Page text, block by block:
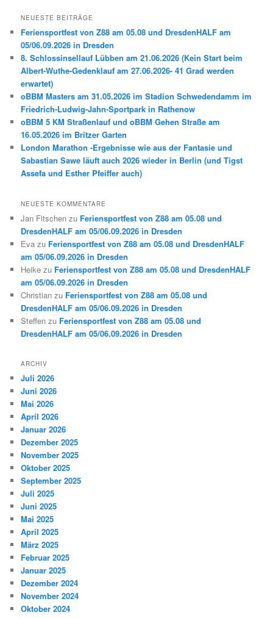
h
n
NEUESTE BEITRÄGE
Feriensportfest von Z88 am 05.08 und DresdenHALF am
05/06.09.2026 in Dresden
8. Schlossinsellauf Lübben am 21.06.2026 (Kein Start beim
Albert-Wuthe-Gedenklauf am 27.06.2026- 41 Grad werden
erwartet)
oBBM Masters am 31.05.2026 im Stadion Schwedendamm im
Friedrich-Ludwig-Jahn-Sportpark in Rathenow
oBBM 5 KM Straßenlauf und oBBM Gehen Straße am
16.05.2026 im Britzer Garten
London Marathon -Ergebnisse wie aus der Fantasie und
Sabastian Sawe läuft auch 2026 wieder in Berlin (und Tigst
Assefa und Esther Pfeiffer auch)
NEUESTE KOMMENTARE
Jan Fitschen zu Feriensportfest von Z88 am 05.08 und
DresdenHALF am 05/06.09.2026 in Dresden
Eva zu Feriensportfest von Z88 am 05.08 und DresdenHALF
am 05/06.09.2026 in Dresden
Heike zu Feriensportfest von Z88 am 05.08 und DresdenHALF
am 05/06.09.2026 in Dresden
Christian zu Feriensportfest von Z88 am 05.08 und
DresdenHALF am 05/06.09.2026 in Dresden
Steffen zu Feriensportfest von Z88 am 05.08 und
DresdenHALF am 05/06.09.2026 in Dresden
ARCHIV
Juli 2026
Juni 2026
Mai 2026
April 2026
Januar 2026
Dezember 2025
November 2025
Oktober 2025
September 2025
Juli 2025
Juni 2025
Mai 2025
April 2025
März 2025
Februar 2025
Januar 2025
Dezember 2024
November 2024
Oktober 2024